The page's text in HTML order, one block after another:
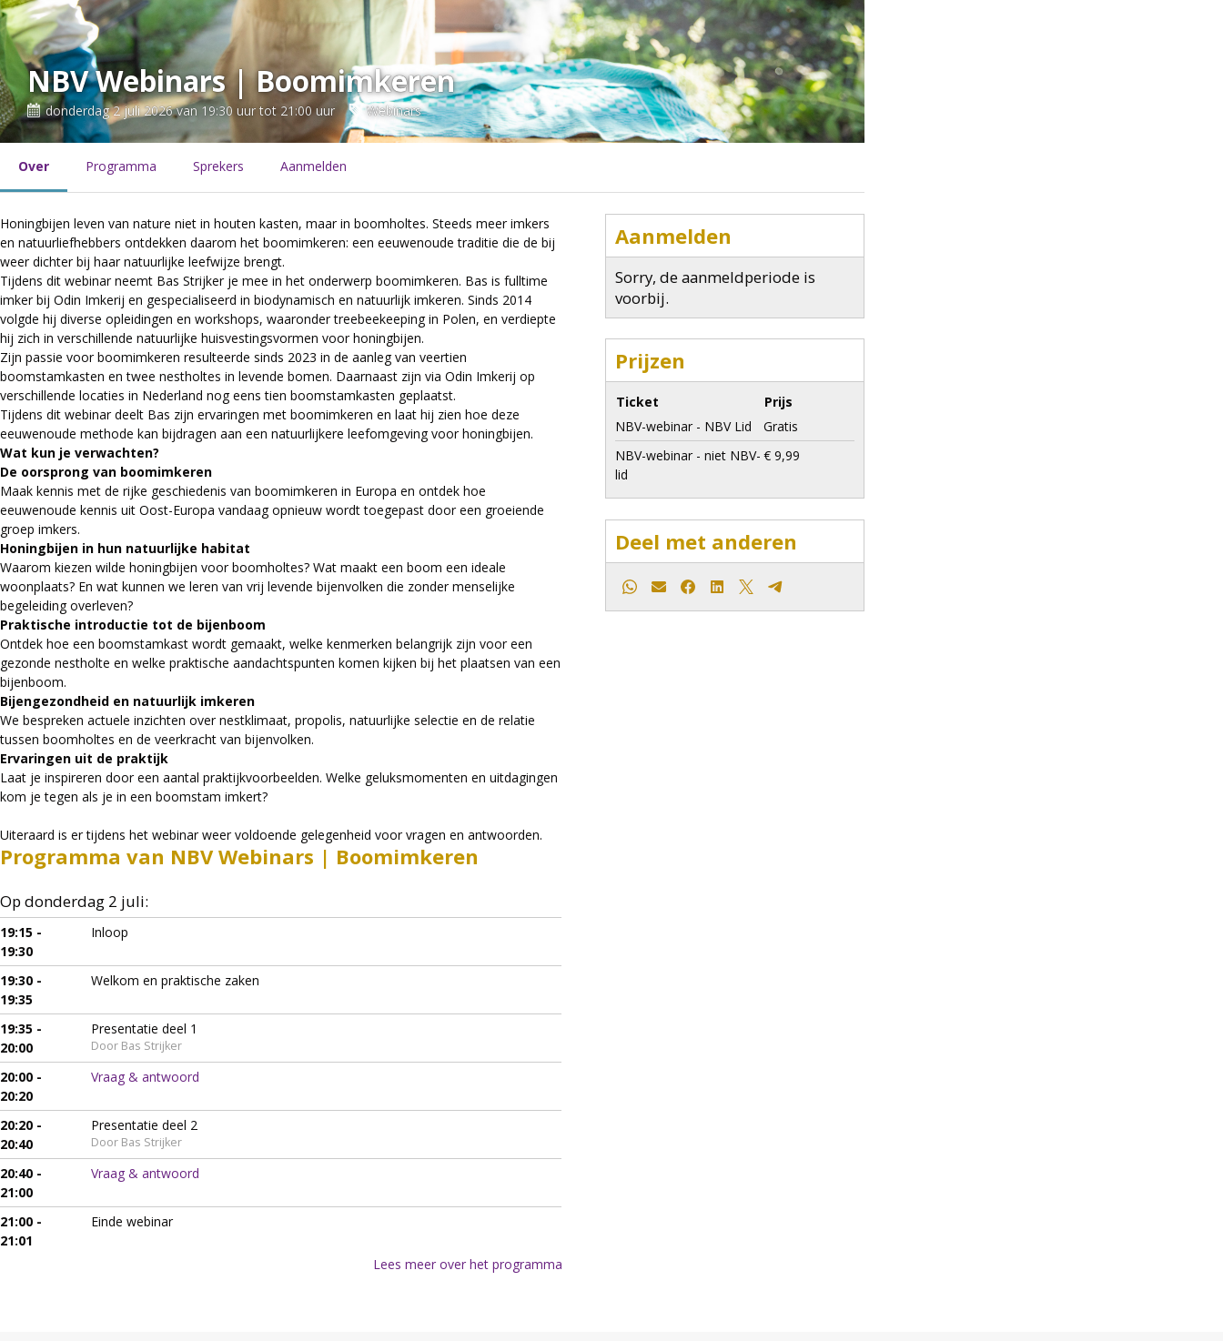
NBV Webinars | Boomimkeren
donderdag 2 juli 2026 van 19:30 uur tot 21:00 uur Webinars
Over Programma Sprekers Aanmelden
Honingbijen leven van nature niet in houten kasten, maar in boomholtes. Steeds meer imkers
en natuurliefhebbers ontdekken daarom het boomimkeren: een eeuwenoude traditie die de bij
weer dichter bij haar natuurlijke leefwijze brengt.
Tijdens dit webinar neemt Bas Strijker je mee in het onderwerp boomimkeren. Bas is fulltime
imker bij Odin Imkerij en gespecialiseerd in biodynamisch en natuurlijk imkeren. Sinds 2014
volgde hij diverse opleidingen en workshops, waaronder treebeekeeping in Polen, en verdiepte
hij zich in verschillende natuurlijke huisvestingsvormen voor honingbijen.
Zijn passie voor boomimkeren resulteerde sinds 2023 in de aanleg van veertien
boomstamkasten en twee nestholtes in levende bomen. Daarnaast zijn via Odin Imkerij op
verschillende locaties in Nederland nog eens tien boomstamkasten geplaatst.
Tijdens dit webinar deelt Bas zijn ervaringen met boomimkeren en laat hij zien hoe deze
eeuwenoude methode kan bijdragen aan een natuurlijkere leefomgeving voor honingbijen.
Wat kun je verwachten?
De oorsprong van boomimkeren
Maak kennis met de rijke geschiedenis van boomimkeren in Europa en ontdek hoe
eeuwenoude kennis uit Oost-Europa vandaag opnieuw wordt toegepast door een groeiende
groep imkers.
Honingbijen in hun natuurlijke habitat
Waarom kiezen wilde honingbijen voor boomholtes? Wat maakt een boom een ideale
woonplaats? En wat kunnen we leren van vrij levende bijenvolken die zonder menselijke
begeleiding overleven?
Praktische introductie tot de bijenboom
Ontdek hoe een boomstamkast wordt gemaakt, welke kenmerken belangrijk zijn voor een
gezonde nestholte en welke praktische aandachtspunten komen kijken bij het plaatsen van een
bijenboom.
Bijengezondheid en natuurlijk imkeren
We bespreken actuele inzichten over nestklimaat, propolis, natuurlijke selectie en de relatie
tussen boomholtes en de veerkracht van bijenvolken.
Ervaringen uit de praktijk
Laat je inspireren door een aantal praktijkvoorbeelden. Welke geluksmomenten en uitdagingen
kom je tegen als je in een boomstam imkert?
Uiteraard is er tijdens het webinar weer voldoende gelegenheid voor vragen en antwoorden.
Programma van NBV Webinars | Boomimkeren
Op donderdag 2 juli:
19:15 -
19:30
Inloop
19:30 -
19:35
Welkom en praktische zaken
19:35 -
20:00
Presentatie deel 1
Door Bas Strijker
20:00 -
20:20
Vraag & antwoord
20:20 -
20:40
Presentatie deel 2
Door Bas Strijker
20:40 -
21:00
Vraag & antwoord
21:00 -
21:01
Einde webinar
Lees meer over het programma
Aanmelden
Sorry, de aanmeldperiode is
voorbij.
Prijzen
Ticket
Prijs
NBV-webinar - NBV Lid
Gratis
NBV-webinar - niet NBV-
lid
€ 9,99
Deel met anderen
Whatsapp
E-mailFacebook
LinkedIn
X Telegram